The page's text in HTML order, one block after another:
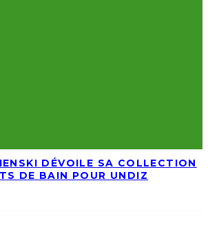
DÉVOILE SA COLLECTION
DE BAIN POUR UNDIZ